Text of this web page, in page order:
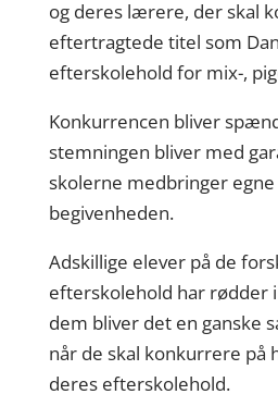
og deres lærere, der skal
eftertragtede titel som
efterskolehold for mix-,
Konkurrencen bliver
stemningen bliver med
skolerne medbringer
begivenheden.
Adskillige elever på de
efterskolehold har rødder
dem bliver det en ganske
når de skal konkurrere på
deres efterskolehold.